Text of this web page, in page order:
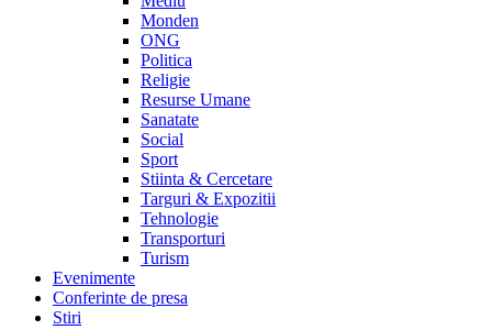
Monden
ONG
Politica
Religie
Resurse Umane
Sanatate
Social
Sport
Stiinta & Cercetare
Targuri & Expozitii
Tehnologie
Transporturi
Turism
Evenimente
Conferinte de presa
Stiri